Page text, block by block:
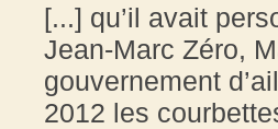
[...] qu’il avait
Jean-Marc Zéro,
gouvernement
2012 les